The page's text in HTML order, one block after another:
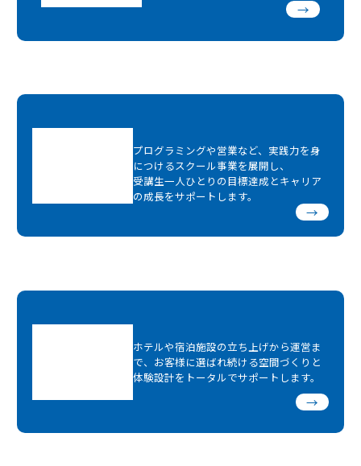
→
プログラミングや営業など、実践力を身
につけるスクール事業を展開し、
受講生一人ひとりの目標達成とキャリア
の成長をサポートします。
→
ホテルや宿泊施設の立ち上げから運営ま
で、お客様に選ばれ続ける空間づくりと
体験設計をトータルでサポートします。
→